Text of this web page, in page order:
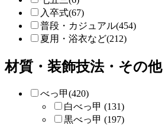
入卒式(67)
普段・カジュアル(454)
夏用・浴衣など(212)
材質・装飾技法・その他
べっ甲(420)
白べっ甲 (131)
黒べっ甲 (197)